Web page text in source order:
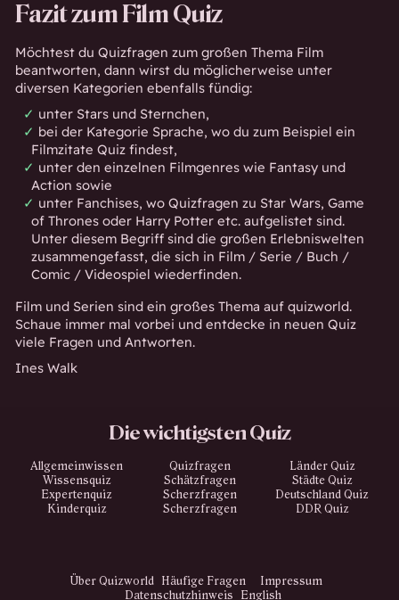
Fazit zum Film Quiz
Möchtest du Quizfragen zum großen Thema Film
beantworten, dann wirst du möglicherweise unter
diversen Kategorien ebenfalls fündig:
unter Stars und Sternchen,
bei der Kategorie Sprache, wo du zum Beispiel ein
Filmzitate Quizfindest,
unter den einzelnen Filmgenreswie Fantasy und
Action sowie
unter Fanchises, wo Quizfragen zu Star Wars, Game
of Thrones oder Harry Potter etc. aufgelistet sind.
Unter diesem Begriff sind die großen Erlebniswelten
zusammengefasst, die sich in Film / Serie / Buch /
Comic / Videospiel wiederfinden.
Film und Serien sind ein großes Thema auf quizworld.
Schaue immer mal vorbei und entdecke in neuen Quiz
viele Fragen und Antworten.
Ines Walk
Die wichtigsten Quiz
Allgemeinwissen Quizfragen
Länder Quiz
Wissensquiz
Schätzfragen
Städte Quiz
Expertenquiz
Scherzfragen
Deutschland Quiz
Kinderquiz
Scherzfragen DDR Quiz
Über Quizworld Häufige Fragen
Impressum
Datenschutzhinweis
English